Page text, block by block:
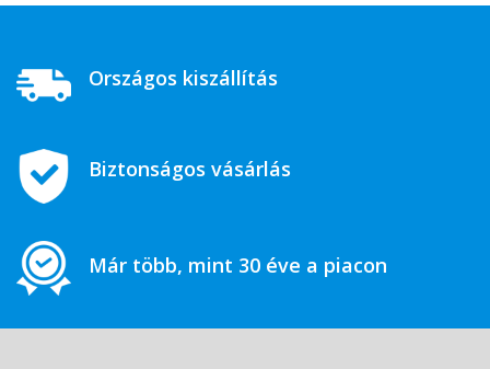
Országos kiszállítás
Biztonságos vásárlás
Már több, mint 30 éve a piacon